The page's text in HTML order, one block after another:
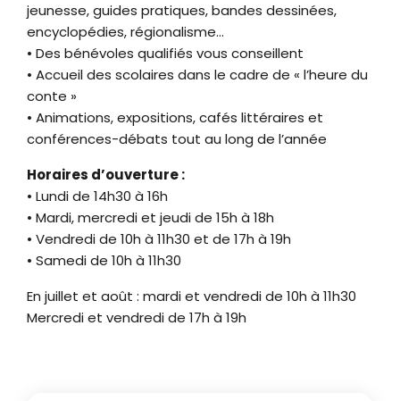
jeunesse, guides pratiques, bandes dessinées,
encyclopédies, régionalisme…
• Des bénévoles qualifiés vous conseillent
• Accueil des scolaires dans le cadre de « l’heure du
conte »
• Animations, expositions, cafés littéraires et
conférences-débats tout au long de l’année
Horaires d’ouverture :
• Lundi de 14h30 à 16h
• Mardi, mercredi et jeudi de 15h à 18h
• Vendredi de 10h à 11h30 et de 17h à 19h
• Samedi de 10h à 11h30
En juillet et août : mardi et vendredi de 10h à 11h30
Mercredi et vendredi de 17h à 19h